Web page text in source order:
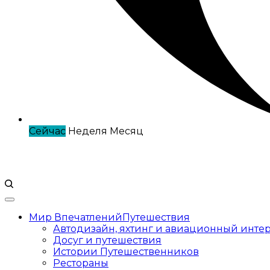
Сейчас Неделя Месяц
Мир Впечатлений Путешествия
Автодизайн, яхтинг и авиационный
Досуг и путешествия
Истории Путешественников
Рестораны